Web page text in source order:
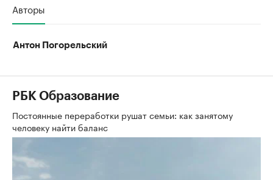
Авторы
Антон Погорельский
РБК Образование
Постоянные переработки рушат семьи: как занятому
человеку найти баланс